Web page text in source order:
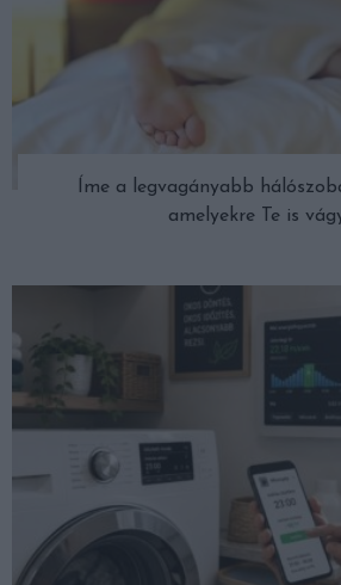
Íme a legvagányabb
amelyekre Te is